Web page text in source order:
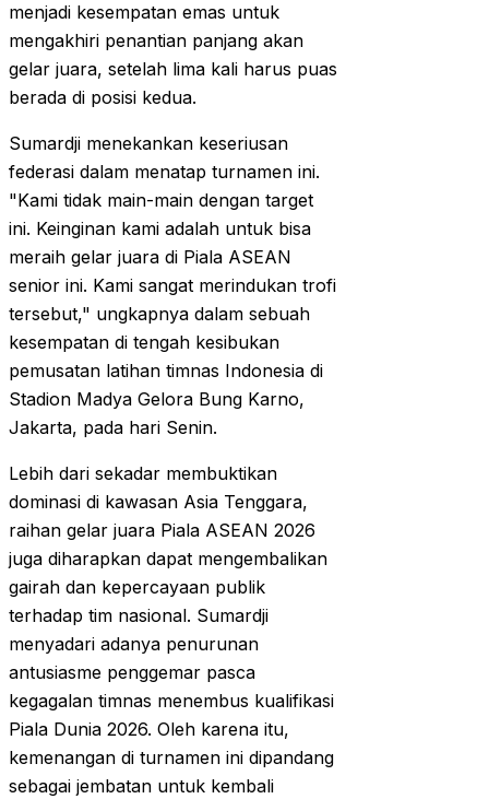
menjadi kesempatan emas untuk
mengakhiri penantian panjang akan
gelar juara, setelah lima kali harus puas
berada di posisi kedua.
Sumardji menekankan keseriusan
federasi dalam menatap turnamen ini.
"Kami tidak main-main dengan target
ini. Keinginan kami adalah untuk bisa
meraih gelar juara di Piala ASEAN
senior ini. Kami sangat merindukan trofi
tersebut," ungkapnya dalam sebuah
kesempatan di tengah kesibukan
pemusatan latihan timnas Indonesia di
Stadion Madya Gelora Bung Karno,
Jakarta, pada hari Senin.
Lebih dari sekadar membuktikan
dominasi di kawasan Asia Tenggara,
raihan gelar juara Piala ASEAN 2026
juga diharapkan dapat mengembalikan
gairah dan kepercayaan publik
terhadap tim nasional. Sumardji
menyadari adanya penurunan
antusiasme penggemar pasca
kegagalan timnas menembus kualifikasi
Piala Dunia 2026. Oleh karena itu,
kemenangan di turnamen ini dipandang
sebagai jembatan untuk kembali